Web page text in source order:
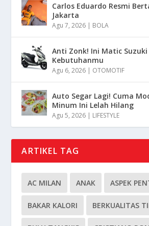
Carlos Eduardo Resmi
Jakarta
Agu 7, 2026 | BOLA
Anti Zonk! Ini Matic Suzuki
Kebutuhanmu
Agu 6, 2026 | OTOMOTIF
Auto Segar Lagi! Cuma
Minum Ini Lelah Hilang
Agu 5, 2026 | LIFESTYLE
ARTIKEL TAG
AC MILAN ANAK ASPEK
BAKAR KALORI BERKUALITAS